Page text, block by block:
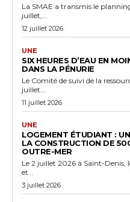
La SMAE a transmis le
juillet,...
12 juillet 2026
UNE
SIX HEURES D’EAU EN
DANS LA PÉNURIE
Le Comité de suivi de la
juillet...
11 juillet 2026
UNE
LOGEMENT ÉTUDIANT :
LA CONSTRUCTION DE
OUTRE-MER
Le 2 juillet 2026 à Saint-Denis,
et...
3 juillet 2026